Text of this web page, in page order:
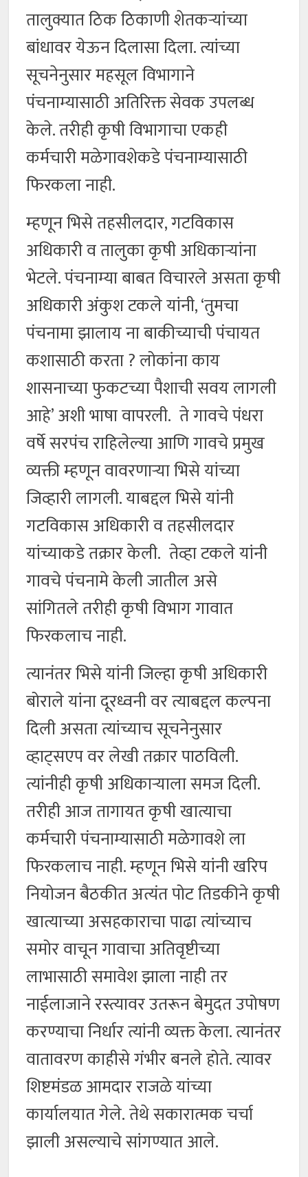
तालुक्यात ठिक ठिकाणी शेतकऱ्यांच्या
बांधावर येऊन दिलासा दिला. त्यांच्या
सूचनेनुसार महसूल विभागाने
पंचनाम्यासाठी अतिरिक्त सेवक उपलब्ध
केले. तरीही कृषी विभागाचा एकही
कर्मचारी मळेगावशेकडे पंचनाम्यासाठी
फिरकला नाही.
म्हणून भिसे तहसीलदार, गटविकास
अधिकारी व तालुका कृषी अधिकाऱ्यांना
भेटले. पंचनाम्या बाबत विचारले असता कृषी
अधिकारी अंकुश टकले यांनी, ‘तुमचा
पंचनामा झालाय ना बाकीच्याची पंचायत
कशासाठी करता ? लोकांना काय
शासनाच्या फुकटच्या पैशाची सवय लागली
आहे’ अशी भाषा वापरली. ते गावचे पंधरा
वर्षे सरपंच राहिलेल्या आणि गावचे प्रमुख
व्यक्ती म्हणून वावरणार्‍या भिसे यांच्या
जिव्हारी लागली. याबद्दल भिसे यांनी
गटविकास अधिकारी व तहसीलदार
यांच्याकडे तक्रार केली. तेव्हा टकले यांनी
गावचे पंचनामे केली जातील असे
सांगितले तरीही कृषी विभाग गावात
फिरकलाच नाही.
त्यानंतर भिसे यांनी जिल्हा कृषी अधिकारी
बोराले यांना दूरध्वनी वर त्याबद्दल कल्पना
दिली असता त्यांच्याच सूचनेनुसार
व्हाट्सएप वर लेखी तक्रार पाठविली.
त्यांनीही कृषी अधिकाऱ्याला समज दिली.
तरीही आज तागायत कृषी खात्याचा
कर्मचारी पंचनाम्यासाठी मळेगावशे ला
फिरकलाच नाही. म्हणून भिसे यांनी खरिप
नियोजन बैठकीत अत्यंत पोट तिडकीने कृषी
खात्याच्या असहकाराचा पाढा त्यांच्याच
समोर वाचून गावाचा अतिवृष्टीच्या
लाभासाठी समावेश झाला नाही तर
नाईलाजाने रस्त्यावर उतरून बेमुदत उपोषण
करण्याचा निर्धार त्यांनी व्यक्त केला. त्यानंतर
वातावरण काहीसे गंभीर बनले होते. त्यावर
शिष्टमंडळ आमदार राजळे यांच्या
कार्यालयात गेले. तेथे सकारात्मक चर्चा
झाली असल्याचे सांगण्यात आले.